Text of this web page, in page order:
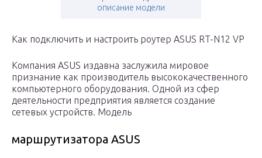
описание модели
Как подключить и настроить роутер ASUS RT-N12 VP
Компания ASUS издавна заслужила мировое
признание как производитель высококачественного
компьютерного оборудования. Одной из сфер
деятельности предприятия является создание
сетевых устройств. Модель
маршрутизатора ASUS